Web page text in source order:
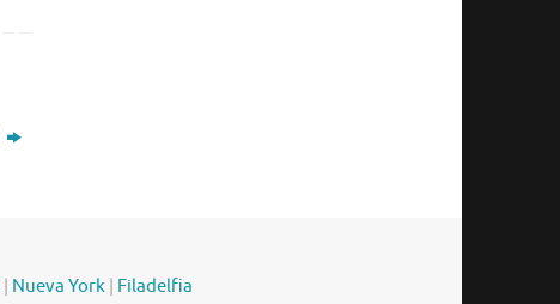
| Nueva York | Filadelfia